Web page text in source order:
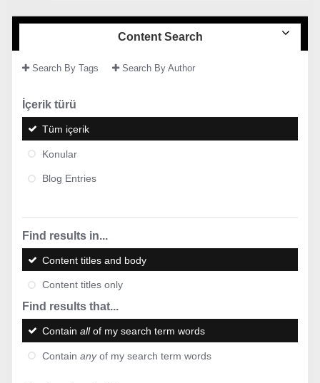
Content Search
Search By Tags Search By Author
İçerik türü
Tüm içerik
Konular
Blog Entries
Find results in...
Content titles and body
Content titles only
Find results that...
Contain allof my search term words
Contain anyof my search term words